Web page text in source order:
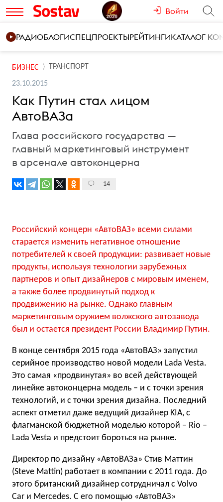
Войти
РАДИОБЛОГИСПЕЦПРОЕКТЫРЕЙТИНГИКАТАЛОГ
БИЗНЕС ТРАНСПОРТ
23.10.2015
Как Путин стал лицом
АвтоВАЗа
Глава российского государства —
главный маркетинговый инструмент
в арсенале автоконцерна
14
Российский концерн «АвтоВАЗ» всеми силами
старается изменить негативное отношение
потребителей к своей продукции: развивает новые
продукты, используя технологии зарубежных
партнеров и опыт дизайнеров с мировым именем,
а также более продвинутый подход к
продвижению на рынке. Однако главным
маркетинговым оружием волжского автозавода
был и остается президент России Владимир Путин.
В конце сентября 2015 года «АвтоВАЗ» запустил
серийное производство новой модели Lada Vesta.
Это самая «продвинутая» во всей действующей
линейке автоконцерна модель – и с точки зрения
технологий, и с точки зрения дизайна. Последний
аспект отметил даже ведущий дизайнер KIA, с
флагманской бюджетной моделью которой – Rio –
Lada Vesta и предстоит бороться на рынке.
Директор по дизайну «АвтоВАЗа» Стив Маттин
(Steve Mattin) работает в компании с 2011 года. До
этого британский дизайнер сотрудничал с Volvo
Car и Mercedes. С его помощью «АвтоВАЗ»